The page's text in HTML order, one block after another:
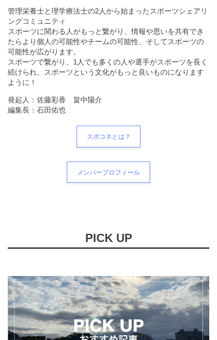
管理栄養士と理学療法士の2人から始まったスポーツシェアリ
ングコミュニティ
スポーツに関わる人がもっと繋がり、情報や思いを共有でき
たらより個人の可能性やチームの可能性、そしてスポーツの
可能性が広がります。
スポーツで繋がり、1人でも多くの人や選手がスポーツを長く
続けられ、スポーツという文化がもっと良いものになります
ように！
発起人：佐藤彩香 畠中陽介
編集長：石田佑也
スポコネとは？
メンバープロフィール
PICK UP